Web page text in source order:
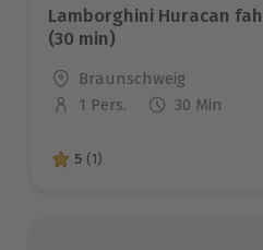
Lamborghini Huracan
(30 min)
Standort
Braunschweig
Anzahl der Teilnehmer
1 Pers. 30 Min
5 von 5 Sternen basierend
5 (1)